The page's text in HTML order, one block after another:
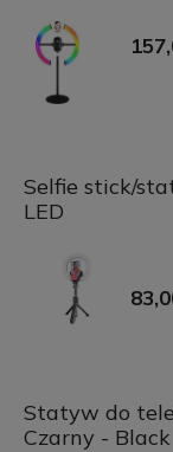
Selfie stick/
LED
Statyw do
Czarny - Black